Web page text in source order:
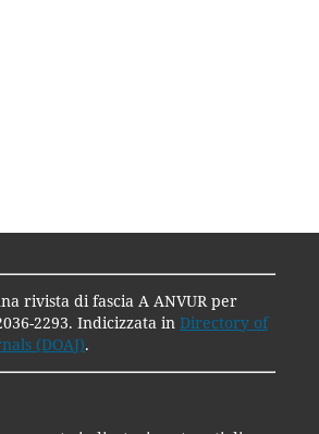
rivista di fascia A ANVUR per
2293. Indicizzata in Directory of
(DOAJ).